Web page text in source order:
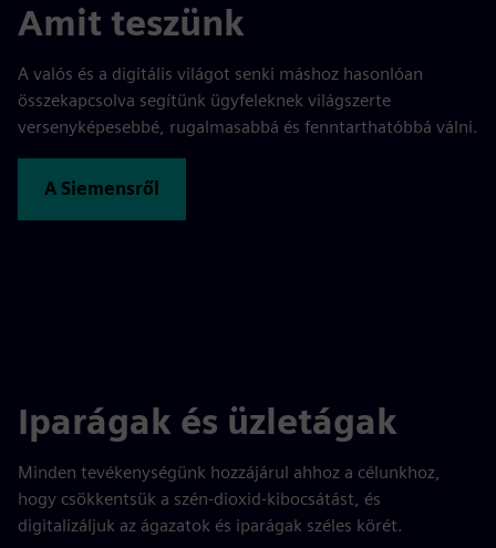
Amit teszünk
A valós és a digitális világot senki máshoz hasonlóan
összekapcsolva segítünk ügyfeleknek világszerte
versenyképesebbé, rugalmasabbá és fenntarthatóbbá válni.
A Siemensről
Iparágak és üzletágak
Minden tevékenységünk hozzájárul ahhoz a célunkhoz,
hogy csökkentsük a szén-dioxid-kibocsátást, és
digitalizáljuk az ágazatok és iparágak széles körét.